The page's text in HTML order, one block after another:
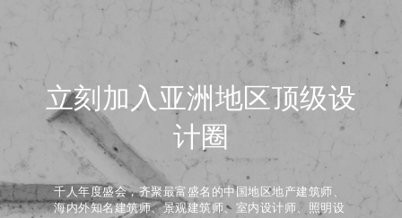
立刻加入亚洲地区顶级设
计圈
千人年度盛会，齐聚最富盛名的中国地区地产建筑师、
海内外知名建筑师、景观建筑师、室内设计师、照明设